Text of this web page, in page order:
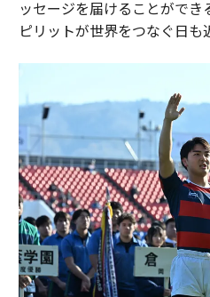
ッセージを届けることがで
ピリットが世界をつなぐ日も